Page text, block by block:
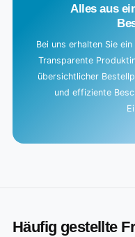
Alles aus
Bei uns erhalten Sie
Transparente
übersichtlicher
und effiziente
Häufig gestellte